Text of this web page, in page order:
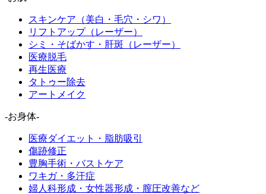
スキンケア（美白・毛穴・シワ）
リフトアップ（レーザー）
シミ・そばかす・肝斑（レーザー）
医療脱毛
再生医療
タトゥー除去
アートメイク
-お身体-
医療ダイエット・脂肪吸引
傷跡修正
豊胸手術・バストケア
ワキガ・多汗症
婦人科形成・女性器形成・膣圧改善など